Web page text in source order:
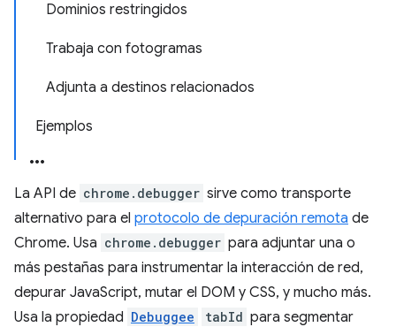
Dominios restringidos
Trabaja con fotogramas
Adjunta a destinos relacionados
Ejemplos
La API de chrome.debugger sirve como transporte
alternativo para el protocolo de depuración remota de
Chrome. Usa chrome.debugger para adjuntar una o
más pestañas para instrumentar la interacción de red,
depurar JavaScript, mutar el DOM y CSS, y mucho más.
Usa la propiedad Debuggee tabId para segmentar